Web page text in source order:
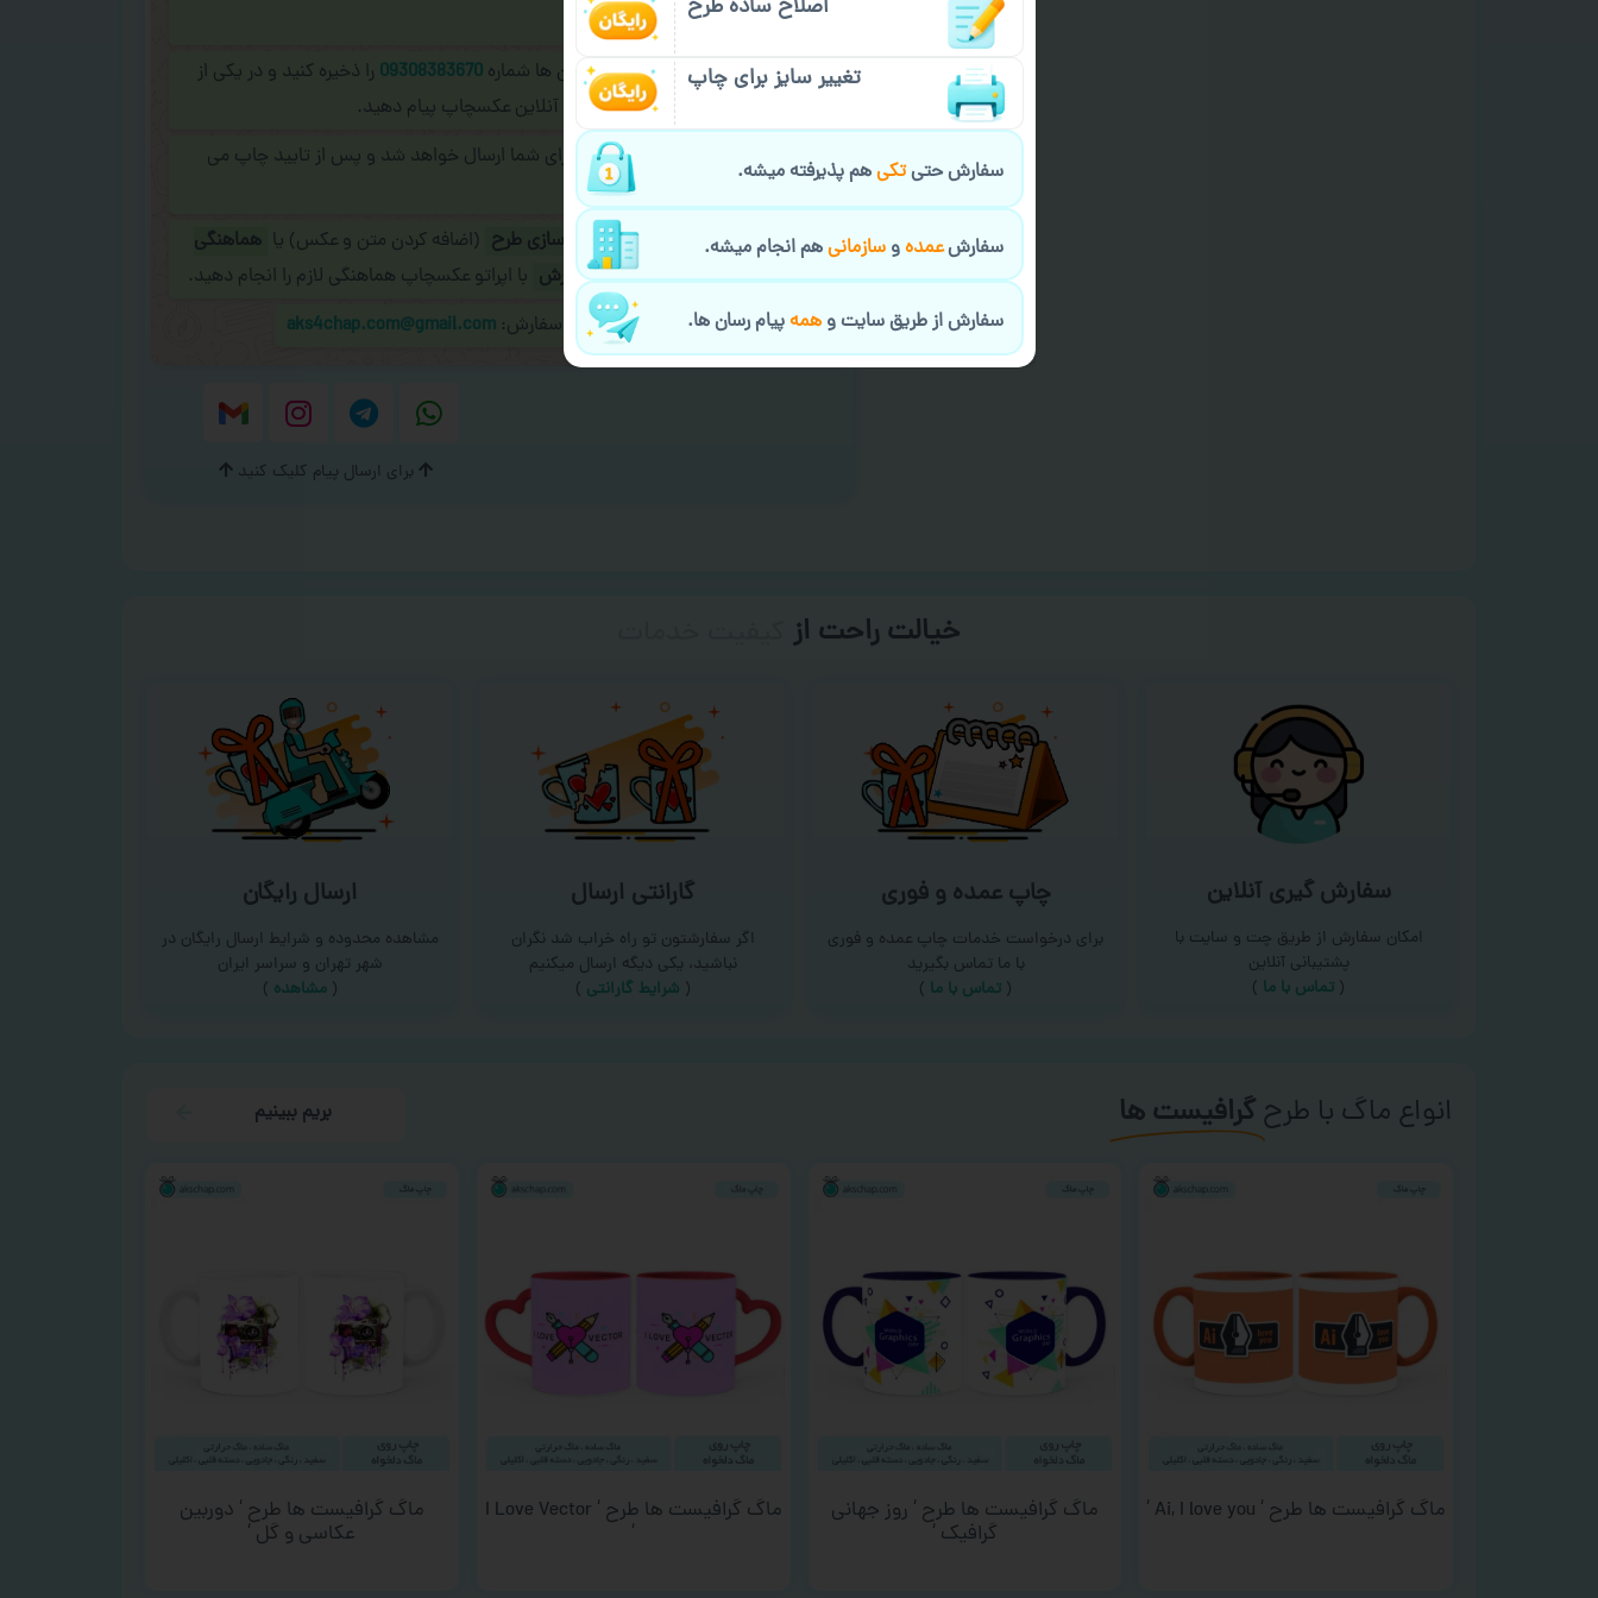
فرمایید.
برای ارسال پیام در پیام رسان ها شماره 09308383670 را ذخیره کنید و در یکی از
پیام رسان های زیر به اپراتور آنلاین عکسچاپ پیام دهید.
طراحی نهایی قبل از چاپ برای شما ارسال خواهد شد و پس از تایید چاپ می
در صورت نیاز به سفارشی سازی طرح (اضافه کردن متن و عکس) یا هماهنگی
ارسال و یا کادو کردن سفارش با اپراتو عکسچاپ هماهنگی لازم را انجام دهید.
ایمیل جهت ثبت یا پیگیری سفارش: aks4chap.com@gmail.com
برای ارسال پیام کلیک کنید
خیالت راحت از
سفارش گیری آنلاین
امکان سفارش از طریق چت و سایت با
پشتیبانی آنلاین
( تماس با ما‌ )
چاپ عمده و فوری
برای درخواست خدمات چاپ عمده و فوری
با ما تماس بگیرید
( تماس با ما )
گارانتی ارسال
اگر سفارشتون تو راه خراب شد نگران
نباشید، یکی دیگه ارسال میکنیم
( شرایط گارانتی )
ارسال رایگان
مشاهده محدوده و شرایط ارسال رایگان در
شهر تهران و سراسر ایران
(مشاهده )
انواع ماگ با طرحگرافیست ها بریم ببینیم
ماگ گرافیست ها طرح ‘ Ai, I love you ‘ ماگ گرافیست ها طرح ‘ روز جهانی
گرافیک ‘
ماگ گرافیست ها طرح ‘ I Love Vector
‘
ماگ گرافیست ها طرح ‘ دوربین
عکاسی و گل ‘
اصلاح ساده طرح
تغییر سایز برای چاپ
سفارش حتیتکیهم پذیرفته میشه.
سفارشعمدهوسازمانیهم انجام میشه.
سفارش از طریق سایت وهمهپیام رسان ها.